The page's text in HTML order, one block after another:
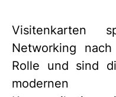
Visitenkarten
Networking
Rolle und sind